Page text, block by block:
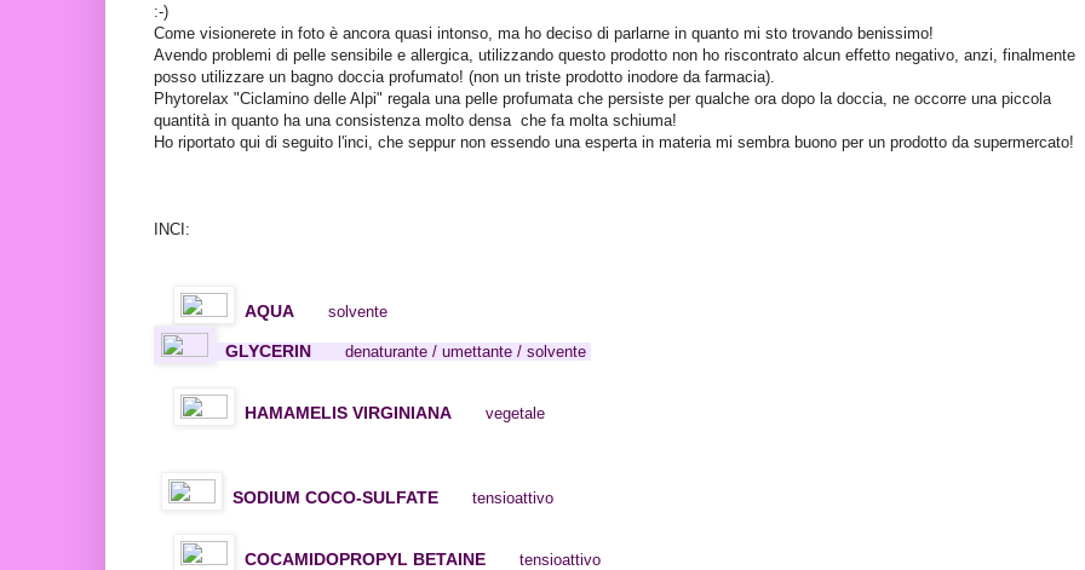
:-)
Come visionerete in foto è ancora quasi intonso, ma ho deciso di parlarne in quanto mi sto trovando benissimo!
Avendo problemi di pelle sensibile e allergica, utilizzando questo prodotto non ho riscontrato alcun effetto negativo, anzi, finalmente
posso utilizzare un bagno doccia profumato! (non un triste prodotto inodore da farmacia).
Phytorelax "Ciclamino delle Alpi" regala una pelle profumata che persiste per qualche ora dopo la doccia, ne occorre una piccola
quantità in quanto ha una consistenza molto densa che fa molta schiuma!
Ho riportato qui di seguito l'inci, che seppur non essendo una esperta in materia mi sembra buono per un prodotto da supermercato!
INCI:
AQUA solvente
GLYCERIN denaturante / umettante / solvente
HAMAMELIS VIRGINIANA vegetale
SODIUM COCO-SULFATE tensioattivo
COCAMIDOPROPYL BETAINE tensioattivo